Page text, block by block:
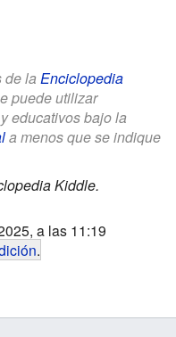
de la Enciclopedia
puede utilizar
educativos bajo la
a menos que se indique
Kiddle.
a las 11:19
.